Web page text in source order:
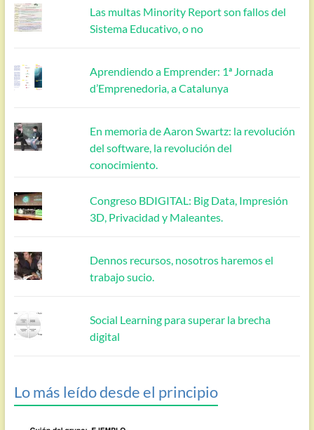
Las multas Minority Report son fallos del
Sistema Educativo, o no
Aprendiendo a Emprender: 1ª Jornada
d’Emprenedoria, a Catalunya
En memoria de Aaron Swartz: la revolución
del software, la revolución del
conocimiento.
Congreso BDIGITAL: Big Data, Impresión
3D, Privacidad y Maleantes.
Dennos recursos, nosotros haremos el
trabajo sucio.
Social Learning para superar la brecha
digital
Lo más leído desde el principio